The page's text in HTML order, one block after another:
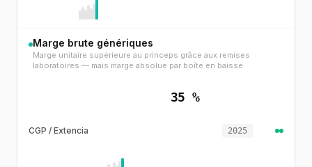
Marge brute génériques
Marge unitaire supérieure au princeps grâce aux remises
laboratoires — mais marge absolue par boîte en baisse
35 %
CGP / Extencia 2025